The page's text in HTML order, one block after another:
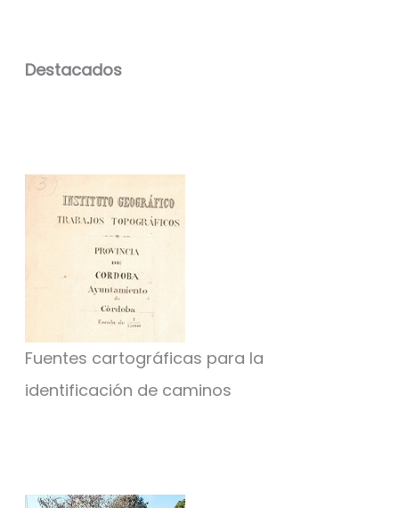
Destacados
Fuentes cartográficas para la
identificación de caminos